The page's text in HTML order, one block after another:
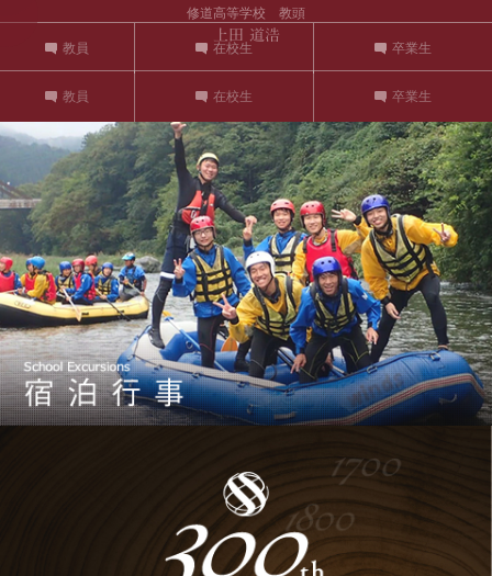
修道高等学校 教頭
上田 道浩
教員 在校生 卒業生